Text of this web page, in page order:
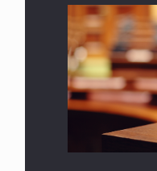
للمحجبات وغير